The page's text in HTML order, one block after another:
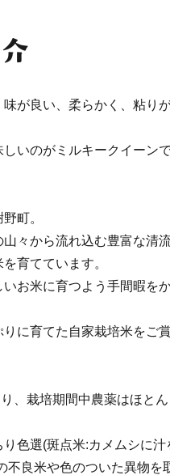
が良い、柔らかく、粘り
いのがミルキークイーンで
町。
々から流れ込む豊富な清
育てています。
お米に育つよう手間暇を
に育てた自家栽培米をご
、栽培期間中農薬はほとん
色選(斑点米:カメムシに汁
不良米や色のついた異物を